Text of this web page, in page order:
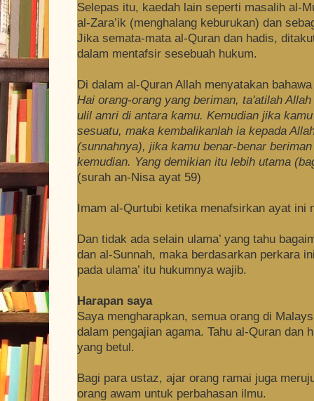
Selepas itu, kaedah lain seperti masalih al-
al-Zara’ik (menghalang keburukan) dan
Jika semata-mata al-Quran dan hadis,
dalam mentafsir sesebuah hukum.
Di dalam al-Quran Allah menyatakan
Hai orang-orang yang beriman, ta'atilah
ulil amri di antara kamu. Kemudian jika
sesuatu, maka kembalikanlah ia kepada
(sunnahnya), jika kamu benar-benar
kemudian. Yang demikian itu lebih utama
(surah an-Nisa ayat 59)
Imam al-Qurtubi ketika menafsirkan ayat ini
Dan tidak ada selain ulama’ yang tahu
dan al-Sunnah, maka berdasarkan perkara
pada ulama’ itu hukumnya wajib.
Harapan saya
Saya mengharapkan, semua orang di
dalam pengajian agama. Tahu al-Quran dan
yang betul.
Bagi para ustaz, ajar orang ramai juga
orang awam untuk perbahasan ilmu.